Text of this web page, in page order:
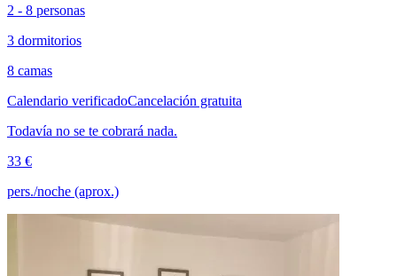
2 - 8 personas
3 dormitorios
8 camas
Calendario verificadoCancelación gratuita
Todavía no se te cobrará nada.
33 €
pers./noche (aprox.)